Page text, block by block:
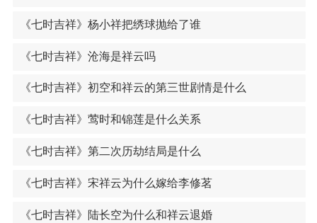
《七时吉祥》杨小祥把绣球抛给了谁
《七时吉祥》沧海是祥云吗
《七时吉祥》初空和祥云的第三世剧情是什么
《七时吉祥》莺时和锦莲是什么关系
《七时吉祥》第二次历劫结局是什么
《七时吉祥》宋祥云为什么嫁给李修茗
《七时吉祥》陆长空为什么和祥云退婚